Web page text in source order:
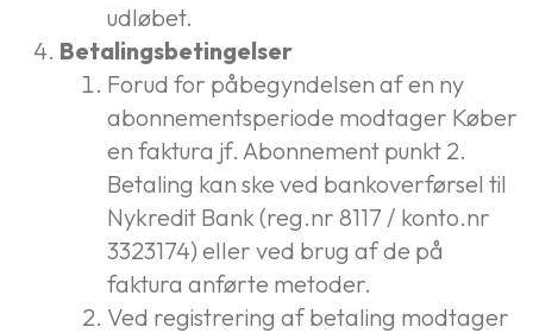
udløbet.
Betalingsbetingelser
Forud for påbegyndelsen af en ny
abonnementsperiode modtager Køber
en faktura jf. Abonnement punkt 2.
Betaling kan ske ved bankoverførsel til
Nykredit Bank (reg.nr 8117 / konto.nr
3323174) eller ved brug af de på
faktura anførte metoder.
Ved registrering af betaling modtager